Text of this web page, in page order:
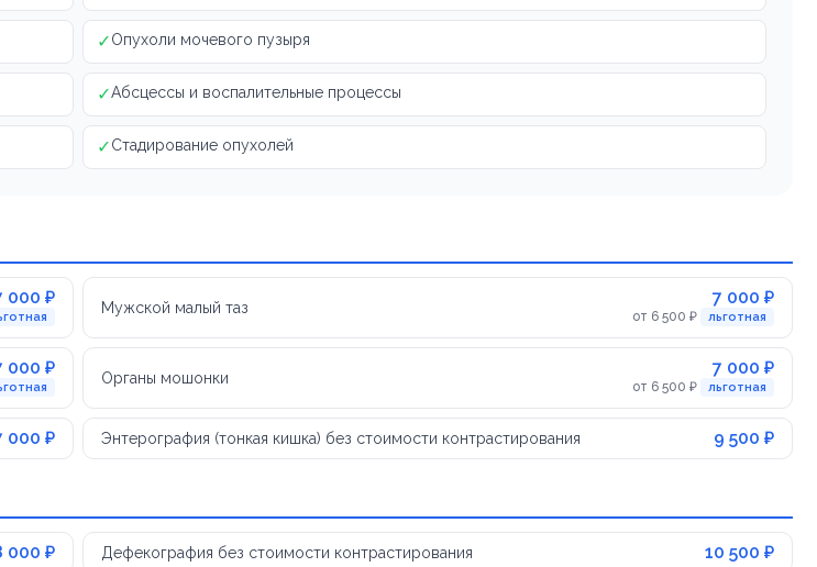
✓Опухоли мочевого пузыря
✓Абсцессы и воспалительные процессы
✓Стадирование опухолей
000 ₽ Мужской малый таз 7 000 ₽
от 6 500 ₽ льготная
000 ₽ Органы мошонки 7 000 ₽
от 6 500 ₽ льготная
000 ₽ Энтерография (тонкая кишка) без стоимости контрастирования 9 500 ₽
000 ₽ Дефекография без стоимости контрастирования 10 500 ₽